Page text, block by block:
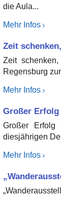
die Aula...
Mehr Infos
Zeit
Zeit
Regensburg
Mehr Infos
Großer Erfolg
Großer Erfolg
diesjährigen
Mehr Infos